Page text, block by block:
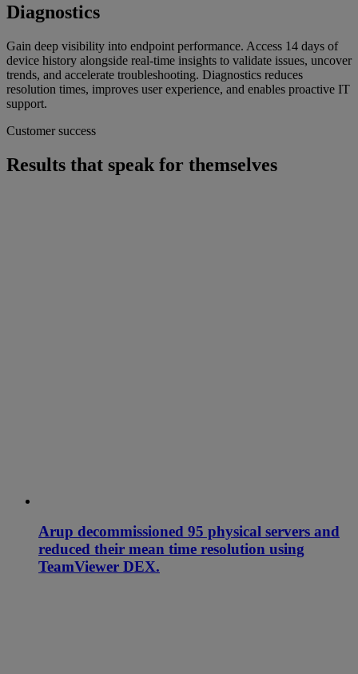
Diagnostics
Gain deep visibility into endpoint performance. Access 14 days of
device history alongside real-time insights to validate issues, uncover
trends, and accelerate troubleshooting. Diagnostics reduces
resolution times, improves user experience, and enables proactive IT
support.
Customer success
Results that speak for themselves
Arup decommissioned 95 physical servers and
reduced their mean time resolution using
TeamViewer DEX.